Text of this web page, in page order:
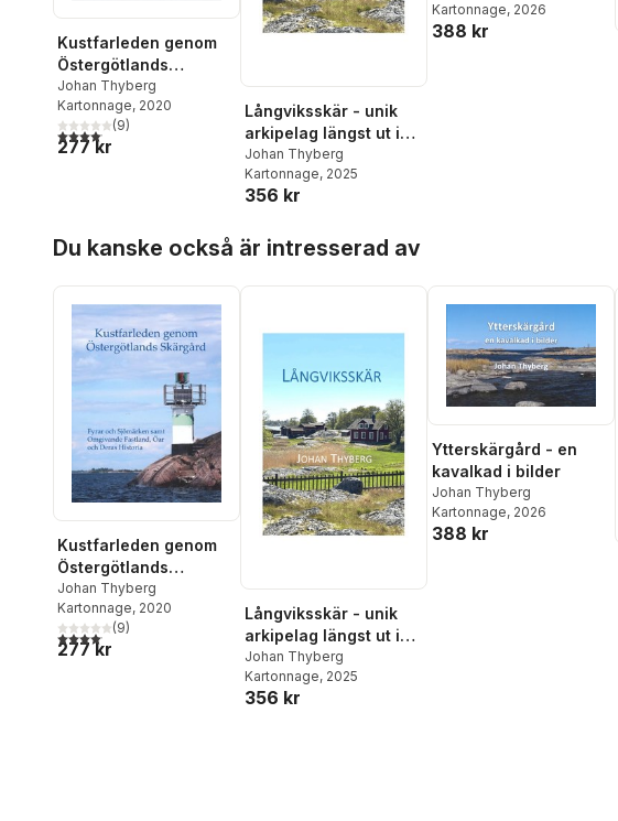
Kustfarleden genom
Östergötlands
skärgård : fyrar och
sjömärken samt
omgivande fastland,
öar och deras historia
Johan Thyberg
Kartonnage, 2020
4,1utav 5 stjärnor. Totalt antal röster:
(9)
277 kr
Långviksskär - unik
arkipelag längst ut i
Stockholms skärgård
Johan Thyberg
Kartonnage, 2025
356 kr
Kartonnage, 2026
388 kr
Du kanske också är intresserad av
Kustfarleden genom
Östergötlands
skärgård : fyrar och
sjömärken samt
omgivande fastland,
öar och deras historia
Johan Thyberg
Kartonnage, 2020
4,1utav 5 stjärnor. Totalt antal röster:
(9)
277 kr
Långviksskär - unik
arkipelag längst ut i
Stockholms skärgård
Johan Thyberg
Kartonnage, 2025
356 kr
Ytterskärgård - en
kavalkad i bilder
Johan Thyberg
Kartonnage, 2026
388 kr